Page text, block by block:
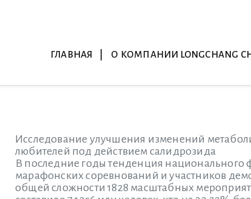
ГЛАВНАЯ О КОМПАНИИ LONGCHANG
Исследование улучшения изменений
любителей под действием салидрозида
В последние годы тенденция национального
марафонских соревнований и участников
общей сложности 1828 масштабных